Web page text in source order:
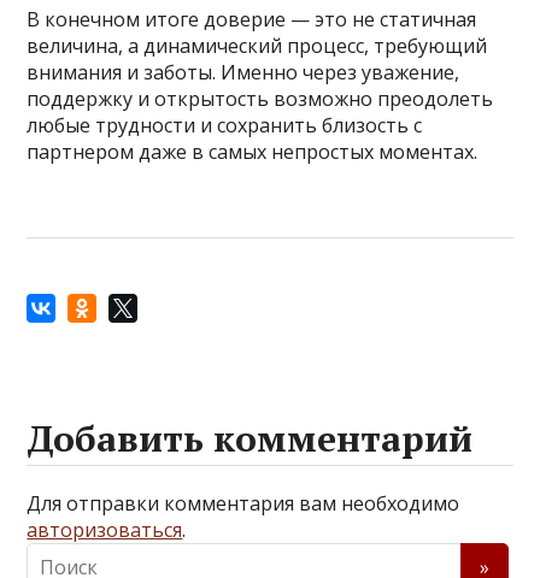
В конечном итоге доверие — это не статичная
величина, а динамический процесс, требующий
внимания и заботы. Именно через уважение,
поддержку и открытость возможно преодолеть
любые трудности и сохранить близость с
партнером даже в самых непростых моментах.
Добавить комментарий
Для отправки комментария вам необходимо
авторизоваться.